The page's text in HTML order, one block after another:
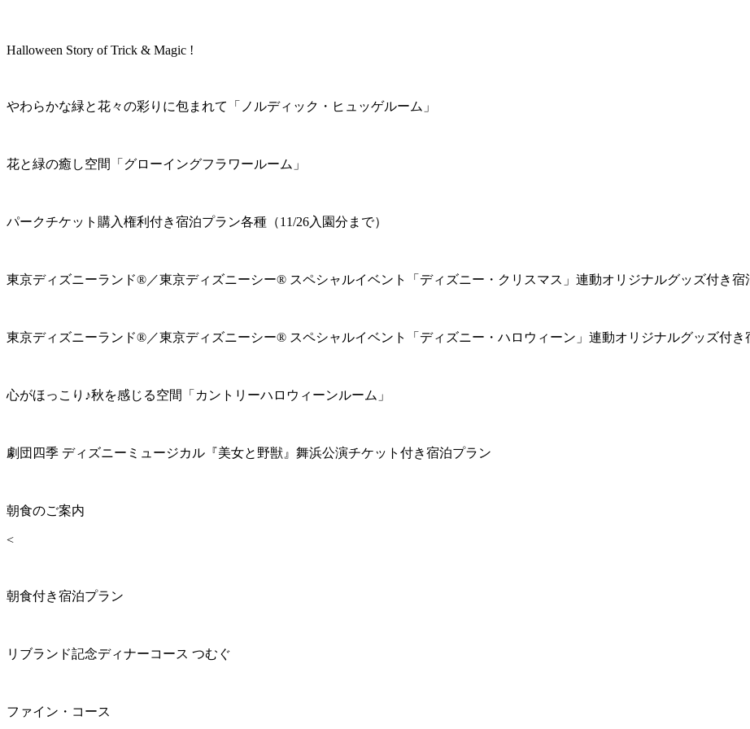
Halloween Story of Trick & Magic !
やわらかな緑と花々の彩りに包まれて「ノルディック・ヒュッゲルーム」
花と緑の癒し空間「グローイングフラワールーム」
パークチケット購入権利付き宿泊プラン各種（11/26入園分まで）
東京ディズニーランド®／東京ディズニーシー® スペシャルイベント「ディズニー・クリスマス」連動オリジナルグッズ付き宿
東京ディズニーランド®／東京ディズニーシー® スペシャルイベント「ディズニー・ハロウィーン」連動オリジナルグッズ付き
心がほっこり♪秋を感じる空間「カントリーハロウィーンルーム」
劇団四季 ディズニーミュージカル『美女と野獣』舞浜公演チケット付き宿泊プラン
朝食のご案内
<
朝食付き宿泊プラン
リブランド記念ディナーコース つむぐ
ファイン・コース